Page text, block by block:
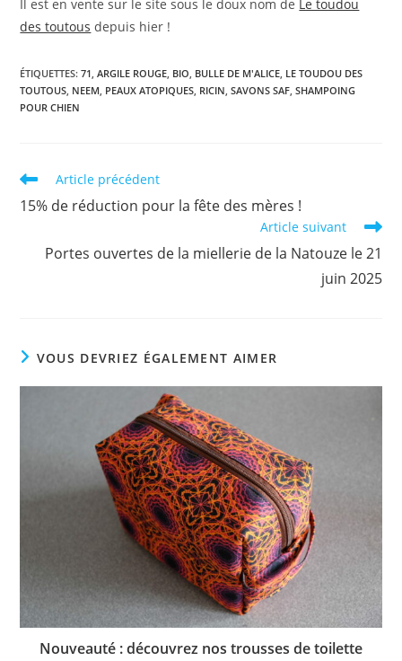
Il est en vente sur le site sous le doux nom de Le toudou
des toutous depuis hier !
ÉTIQUETTES:71, ARGILE ROUGE, BIO, BULLE DE M'ALICE, LE TOUDOU DES
TOUTOUS, NEEM, PEAUX ATOPIQUES, RICIN, SAVONS SAF, SHAMPOING
POUR CHIEN
Read
articles
Article précédent
15% de réduction pour la fête des mères !
Article suivant
Portes ouvertes de la miellerie de la Natouze le 21
juin 2025
VOUS DEVRIEZ ÉGALEMENT AIMER
Nouveauté : découvrez nos trousses de toilette